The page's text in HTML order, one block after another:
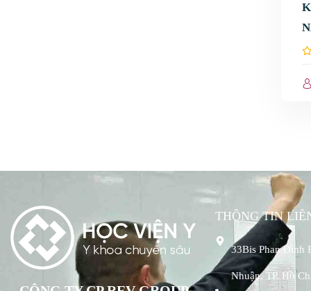
THÔNG TIN
33Bis Phan Đình
Nhuận, TP. Hồ